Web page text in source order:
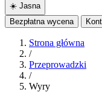
☀️ Jasna
Bezpłatna wycena
Strona główna
/
Przeprowadzki
/
Wyry